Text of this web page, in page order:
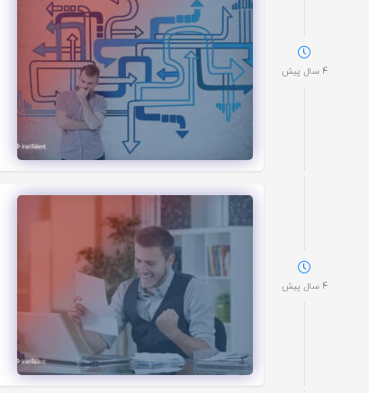
4 سال پیش
4 سال پیش